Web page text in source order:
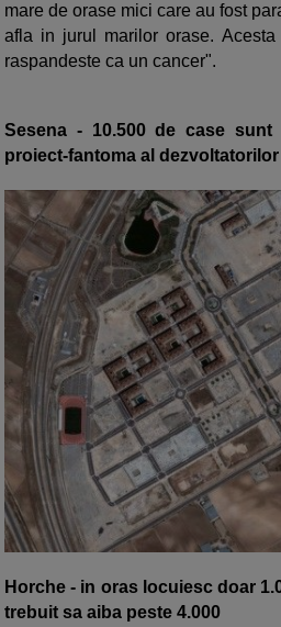
mare de orase mici care au fost
afla in jurul marilor orase.
raspandeste ca un cancer".
Sesena - 10.500 de case
proiect-fantoma al
Horche - in oras locuiesc doar
trebuit sa aiba peste 4.000